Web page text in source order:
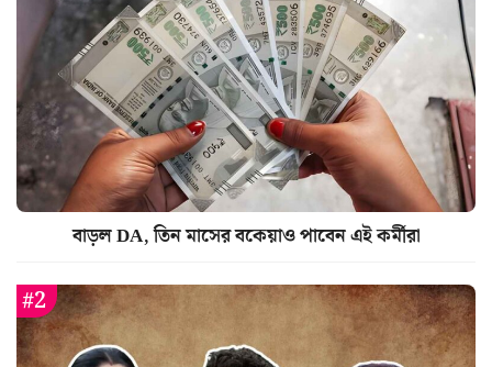
বাড়ল DA, তিন মাসের বকেয়াও পাবেন এই কর্মীরা